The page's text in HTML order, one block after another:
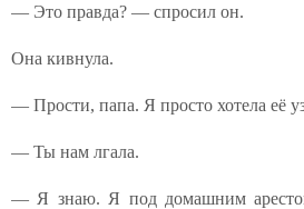
— Это правда? — спросил он.
Она кивнула.
— Прости, папа. Я просто хотела её
— Ты нам лгала.
— Я знаю. Я под домашним